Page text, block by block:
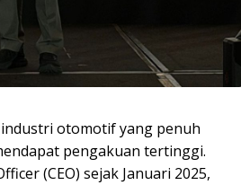
industri otomotif yang penuh
pengakuan tertinggi.
(CEO) sejak Januari 2025,